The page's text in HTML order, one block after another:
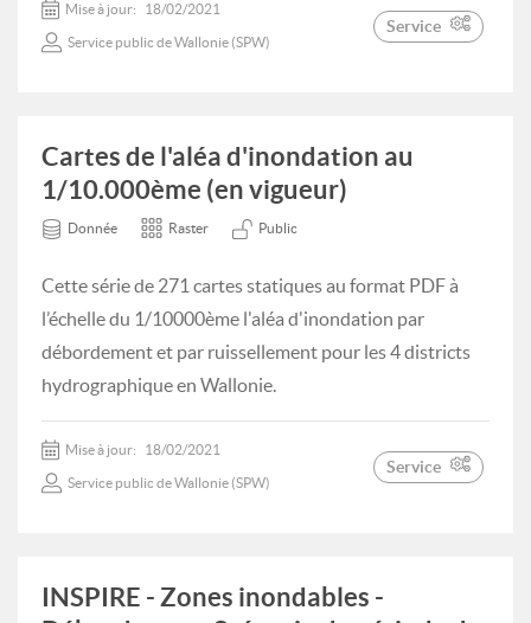
Mise à jour: 18/02/2021
Service public de Wallonie (SPW)
Service
Cartes de l'aléa d'inondation au
1/10.000ème (en vigueur)
Donnée Raster Public
Cette série de 271 cartes statiques au format PDF à
l’échelle du 1/10000ème l'aléa d'inondation par
débordement et par ruissellement pour les 4 districts
hydrographique en Wallonie.
Mise à jour: 18/02/2021
Service public de Wallonie (SPW)
Service
INSPIRE - Zones inondables -